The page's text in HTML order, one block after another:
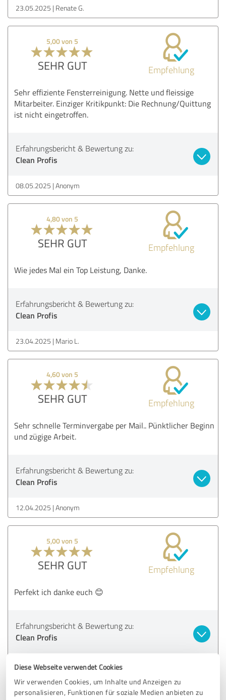
Diese Webseite verwendet Cookies
Wir verwenden Cookies, um Inhalte und Anzeigen zu
personalisieren, Funktionen für soziale Medien anbieten zu
23.05.2025 Renate G.
5,00 von 5
SEHR GUT Empfehlung
Sehr effiziente Fensterreinigung. Nette und fleissige
Mitarbeiter. Einziger Kritikpunkt: Die Rechnung/Quittung
ist nicht eingetroffen.
Erfahrungsbericht & Bewertung zu:
Clean Profis
08.05.2025 Anonym
4,80 von 5
SEHR GUT Empfehlung
Wie jedes Mal ein Top Leistung, Danke.
Erfahrungsbericht & Bewertung zu:
Clean Profis
23.04.2025 Mario L.
4,60 von 5
SEHR GUT Empfehlung
Sehr schnelle Terminvergabe per Mail.. Pünktlicher Beginn
und zügige Arbeit.
Erfahrungsbericht & Bewertung zu:
Clean Profis
12.04.2025 Anonym
5,00 von 5
SEHR GUT Empfehlung
Perfekt ich danke euch 😊
Erfahrungsbericht & Bewertung zu:
Clean Profis
30.09.2024 G.
5,00 von 5